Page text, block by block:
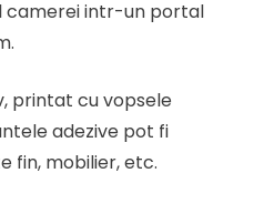
camerei intr-un portal
printat cu vopsele
adezive pot fi
fin, mobilier, etc.